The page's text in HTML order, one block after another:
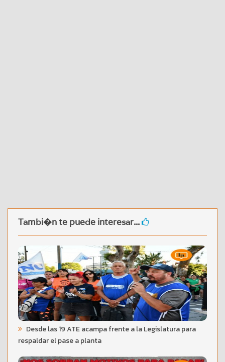
Tambi�n te puede interesar...
Desde las 19 ATE acampa frente a la Legislatura para
respaldar el pase a planta